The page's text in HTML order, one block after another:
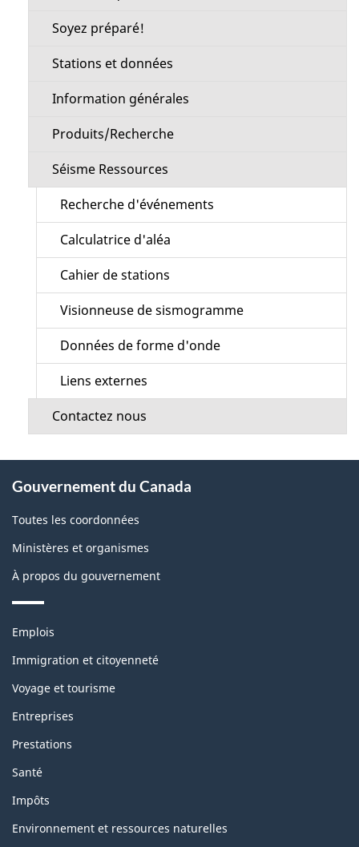
Soyez préparé!
Stations et données
Information générales
Produits/Recherche
Séisme Ressources
Recherche d'événements
Calculatrice d'aléa
Cahier de stations
Visionneuse de sismogramme
Données de forme d'onde
Liens externes
Contactez nous
propos
de
ce
Gouvernement du Canada
Toutes les coordonnées
Ministères et organismes
À propos du gouvernement
Thèmes
sujets
Emplois
Immigration et citoyenneté
Voyage et tourisme
Entreprises
Prestations
Santé
Impôts
Environnement et ressources naturelles